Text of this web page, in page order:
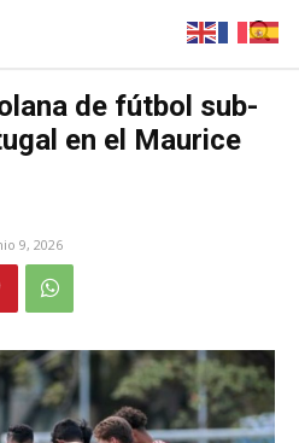
de fútbol sub-
en el Maurice
9, 2026